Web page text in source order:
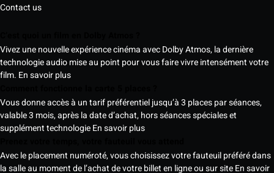
Contact us
Vivez une nouvelle expérience cinéma avec Dolby Atmos, la dernière
technologie audio mise au point pour vous faire vivre intensément votre
film. En savoir plus
Vous donne accès à un tarif préférentiel jusqu’à 3 places par séances,
valable 3 mois, après la date d’achat, hors séances spéciales et
supplément technologieEn savoir plus
Avec le placement numéroté, vous choisissez votre fauteuil préféré dans
la salle au moment de l’achat de votre billet en ligne ou sur siteEn savoir